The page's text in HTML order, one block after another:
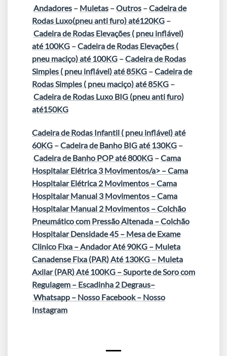
Andadores – Muletas –Outros –Cadeira de
Rodas Luxo(pneu anti furo) até120KG –
Cadeira de Rodas Elevações ( pneu inflável)
até 100KG –Cadeira de Rodas Elevações (
pneu maciço) até 100KG –Cadeira de Rodas
Simples ( pneu inflável) até 85KG –Cadeira de
Rodas Simples ( pneu maciço) até 85KG –
Cadeira de Rodas Luxo BIG (pneu anti furo)
até150KG
Cadeira de Rodas Infantil ( pneu inflável) até
60KG –Cadeira de Banho BIG até 130KG –
Cadeira de Banho POP até 800KG –Cama
Hospitalar Elétrica 3 Movimentos/a> –Cama
Hospitalar Elétrica 2 Movimentos –Cama
Hospitalar Manual 3 Movimentos –Cama
Hospitalar Manual 2 Movimentos –Colchão
Pneumático com Pressão Altenada –Colchão
Hospitalar Densidade 45 – Mesa de Exame
Clinico Fixa –Andador Até 90KG – Muleta
Canadense Fixa (PAR) Até 130KG – Muleta
Axilar (PAR) Até 100KG –Suporte de Soro com
Regulagem – Escadinha 2 Degraus–
Whatsapp – Nosso Facebook– Nosso
Instagram